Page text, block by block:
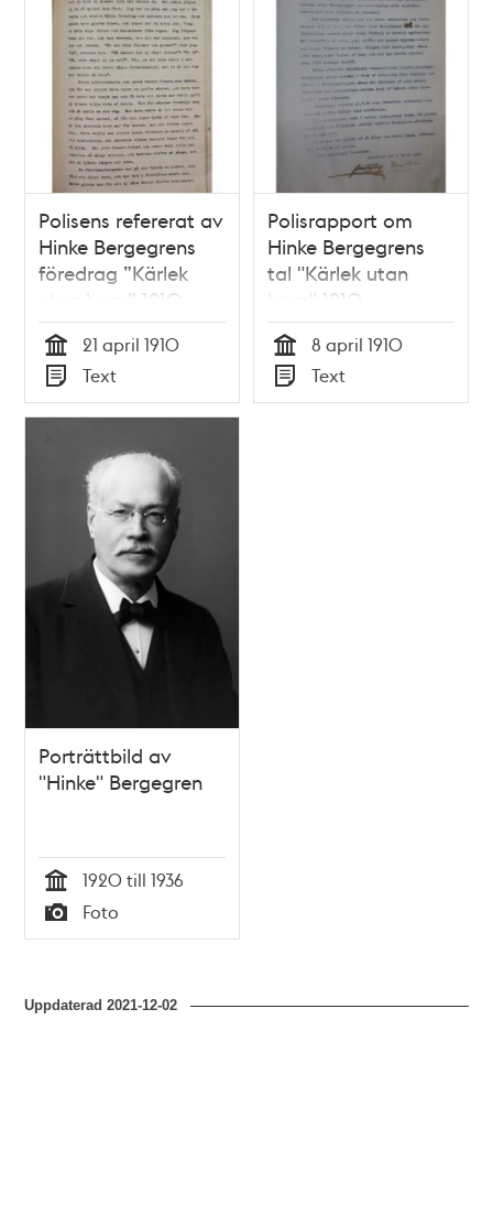
Polisens refererat av
Hinke Bergegrens
föredrag ”Kärlek
utan barn” 1910
Tid
21 april 1910
Typ
Text
Polisrapport om
Hinke Bergegrens
tal "Kärlek utan
barn" 1910
Tid
8 april 1910
Typ
Text
Porträttbild av
"Hinke" Bergegren
Tid
1920 till 1936
Typ
Foto
Uppdaterad2021-12-02